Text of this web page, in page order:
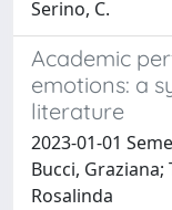
Serino, C.
Academic
emotions: a
literature
2023-01-01
Bucci,
Rosalinda